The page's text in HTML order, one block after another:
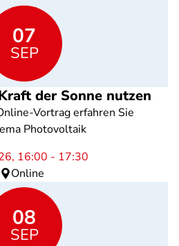
07
SEP
der Sonne nutzen
Vortrag erfahren Sie
Photovoltaik
16:00 - 17:30
Online
08
SEP